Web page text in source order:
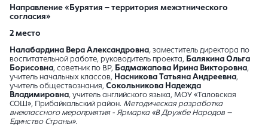
Направление « Бурятия – территория межэтнического
согласия»
2 место
Налабардина Вера Александровна, заместитель директора по
воспитательной работе, руководитель проекта, Балякина Ольга
Борисовна, советник по ВР, Бадмажапова Ирина Викторовна,
учитель начальных классов, Насникова Татьяна Андреевна,
учитель обществознания, Сокольникова Надежда
Владимировна, учитель английского языка, МОУ «Таловская
СОШ», Прибайкальский район. Методическая разработка
внеклассного мероприятия - Ярмарка «В Дружбе Народов –
Единство Страны».